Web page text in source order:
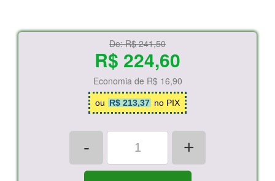
De:R$ 241,50
R$ 224,60
Economia de R$ 16,90
ou R$ 213,37 no PIX
- +